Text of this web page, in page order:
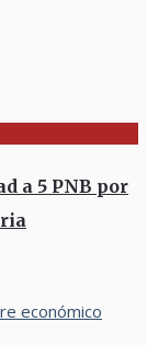
a 5 PNB por
económico